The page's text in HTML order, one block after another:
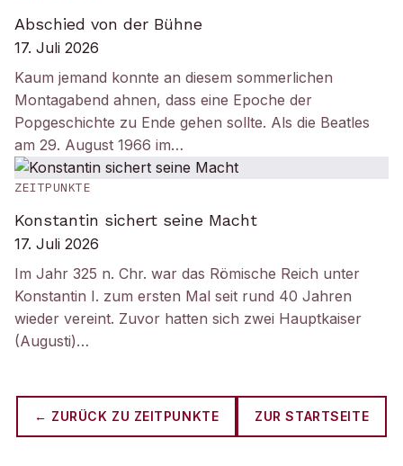
Abschied von der Bühne
17. Juli 2026
Kaum jemand konnte an diesem sommerlichen
Montagabend ahnen, dass eine Epoche der
Popgeschichte zu Ende gehen sollte. Als die Beatles
am 29. August 1966 im…
ZEITPUNKTE
Konstantin sichert seine Macht
17. Juli 2026
Im Jahr 325 n. Chr. war das Römische Reich unter
Konstantin I. zum ersten Mal seit rund 40 Jahren
wieder vereint. Zuvor hatten sich zwei Hauptkaiser
(Augusti)…
← ZURÜCK ZU ZEITPUNKTE ZUR STARTSEITE